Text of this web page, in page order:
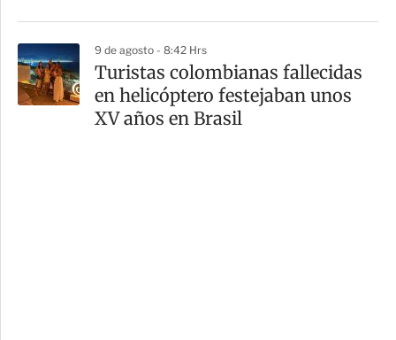
9 de agosto - 8:42 Hrs
Turistas colombianas fallecidas
en helicóptero festejaban unos
XV años en Brasil